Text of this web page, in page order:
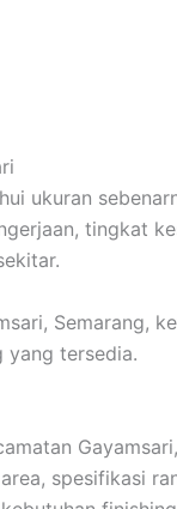
ukuran
tingkat
Semarang,
yang tersedia.
spesifikasi